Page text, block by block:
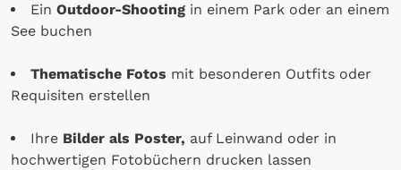
Ein Outdoor-Shooting in einem Park oder an einem
See buchen
Thematische Fotos mit besonderen Outfits oder
Requisiten erstellen
Ihre Bilder als Poster, auf Leinwand oder in
hochwertigen Fotobüchern drucken lassen